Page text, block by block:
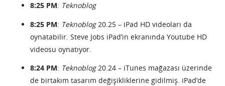
8:25 PM: Teknoblog
8:25 PM: Teknoblog20.25 – iPad HD videoları da
oynatabilir. Steve Jobs iPad’in ekranında Youtube HD
videosu oynatıyor.
8:24 PM: Teknoblog20.24 – iTunes mağazası üzerinde
de birtakım tasarım değişikliklerine gidilmiş. iPad’de